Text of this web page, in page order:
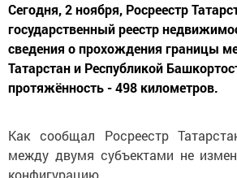
Сегодня, 2 ноября, Росреестр
государственный реестр
сведения о прохождения границы
Татарстан и Республикой
протяжённость - 498 километров.
Как сообщал Росреестр
между двумя субъектами не